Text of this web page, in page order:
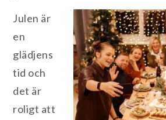
Julen är
en
glädjens
tid och
det är
roligt att